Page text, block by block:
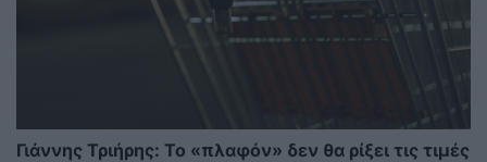
Γιάννης Τριήρης: Το «πλαφόν» δεν θα ρίξει τις τιμές